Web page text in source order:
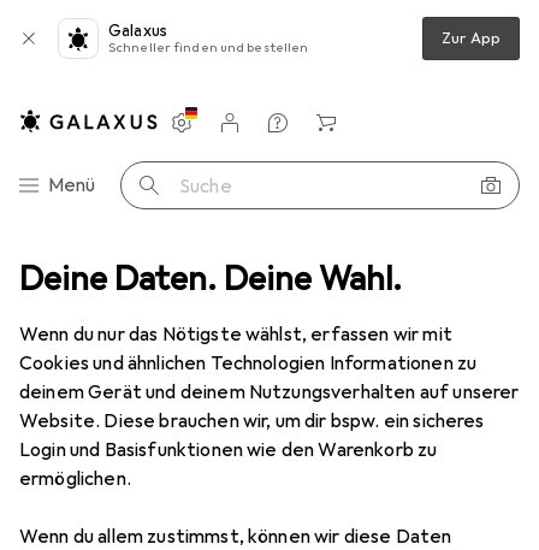
Deine Daten. Deine Wahl.
Wenn du nur das Nötigste wählst, erfassen wir mit
Cookies und ähnlichen Technologien Informationen zu
deinem Gerät und deinem Nutzungsverhalten auf unserer
Website. Diese brauchen wir, um dir bspw. ein sicheres
Login und Basisfunktionen wie den Warenkorb zu
ermöglichen.
Wenn du allem zustimmst, können wir diese Daten
Galaxus
Schneller finden und bestellen Zur App
Navigation nach Kategorien
Menü Suche
Einstellungen
Kundenkonto
Vergleichslisten
Merklisten
Warenkorb
Beleuchtung Zubehör Bachmann Umwandlungsfassung
MENGENRABATT
EUR
5,42 SpareEUR
1,50